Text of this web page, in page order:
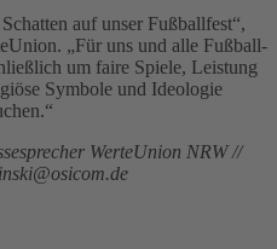
auf unser Fußballfest“,
„Für uns und alle Fußball-
um faire Spiele, Leistung
Symbole und Ideologie
WerteUnion NRW //